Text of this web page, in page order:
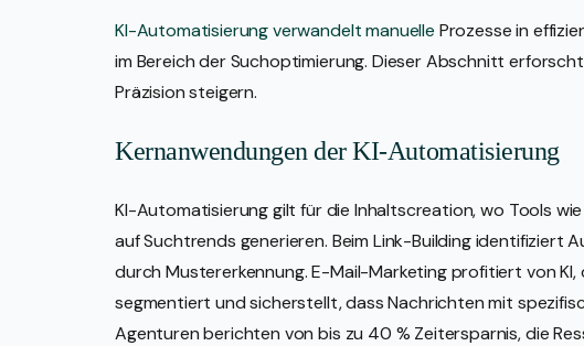
KI-Automatisierung verwandelt manuelle Prozesse in
im Bereich der Suchoptimierung. Dieser Abschnitt
Präzision steigern.
Kernanwendungen der KI-Automatisierung
KI-Automatisierung gilt für die Inhaltscreation, wo Tools
auf Suchtrends generieren. Beim Link-Building identifiziert
durch Mustererkennung. E-Mail-Marketing profitiert von
segmentiert und sicherstellt, dass Nachrichten mit
Agenturen berichten von bis zu 40 % Zeitersparnis, die